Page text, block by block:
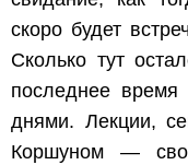
скоро будет
Сколько тут
последнее
днями. Лекции,
Коршуном —